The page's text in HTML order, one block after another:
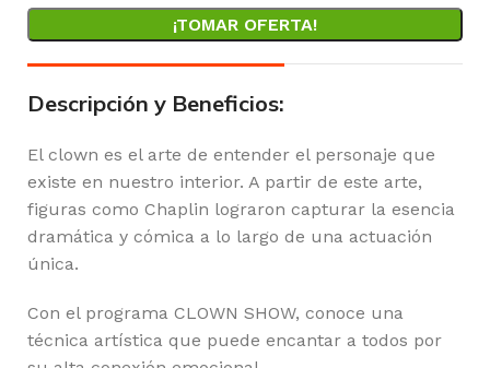
¡TOMAR OFERTA!
Descripción y Beneficios:
El clown es el arte de entender el personaje que
existe en nuestro interior. A partir de este arte,
figuras como Chaplin lograron capturar la esencia
dramática y cómica a lo largo de una actuación
única.
Con el programa CLOWN SHOW, conoce una
técnica artística que puede encantar a todos por